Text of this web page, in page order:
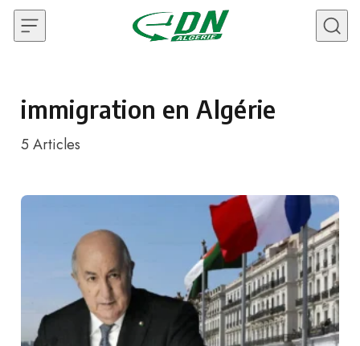
Skip to content
immigration en Algérie
5Articles